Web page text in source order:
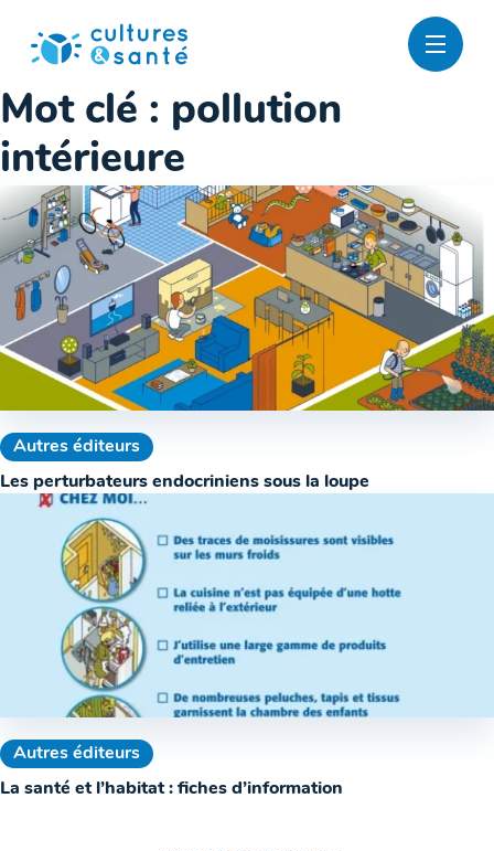
contenu
Mot clé : pollution
intérieure
Autres éditeurs
Les perturbateurs endocriniens sous la loupe
Autres éditeurs
La santé et l’habitat : fiches d’information